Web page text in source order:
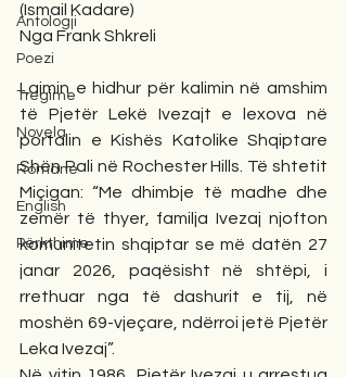
Antologji
Poezi
Tregime
Novela
Romane
English
Përkthime
(Ismail Kadare)
Nga Frank Shkreli
Lajmin e hidhur për kalimin në amshim
të Pjetër Lekë Ivezajt e lexova në
portalin e Kishës Katolike Shqiptare
Shën Pali në Rochester Hills. Të shtetit
Miçigan: “Me dhimbje të madhe dhe
zemër të thyer, familja Ivezaj njofton
komunitetin shqiptar se më datën 27
janar 2026, paqësisht në shtëpi, i
rrethuar nga të dashurit e tij, në
moshën 69-vjeçare, ndërroi jetë Pjetër
Leka Ivezaj”.